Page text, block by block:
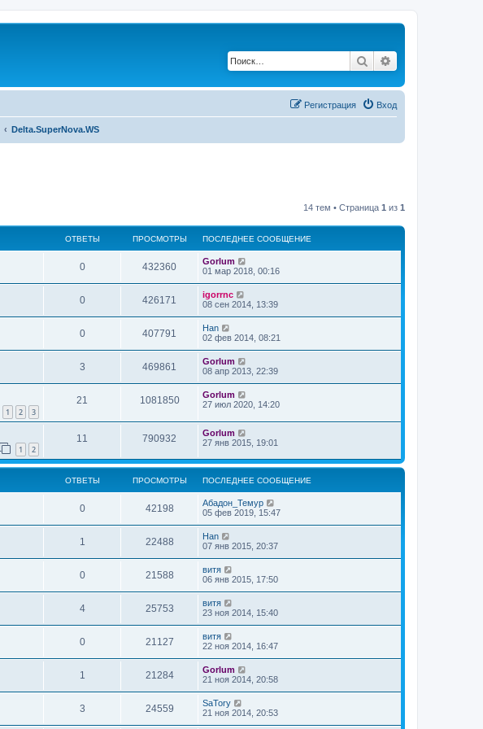
Поиск
Вход
Регистрация
Delta.SuperNova.WS
14 тем • Страница 1 из 1
ОТВЕТЫ ПРОСМОТРЫ ПОСЛЕДНЕЕ СООБЩЕНИЕ
0 432360
Gorlum
01 мар 2018, 00:16
0 426171
igorrnc
08 сен 2014, 13:39
0 407791
Han
02 фев 2014, 08:21
3 469861
Gorlum
08 апр 2013, 22:39
1 2 3
21 1081850
Gorlum
27 июл 2020, 14:20
1 2
11 790932
Gorlum
27 янв 2015, 19:01
ОТВЕТЫ ПРОСМОТРЫ ПОСЛЕДНЕЕ СООБЩЕНИЕ
0 42198
Абадон_Темур
05 фев 2019, 15:47
1 22488
Han
07 янв 2015, 20:37
0 21588
витя
06 янв 2015, 17:50
4 25753
витя
23 ноя 2014, 15:40
0 21127
витя
22 ноя 2014, 16:47
1 21284
Gorlum
21 ноя 2014, 20:58
3 24559
SaTory
21 ноя 2014, 20:53